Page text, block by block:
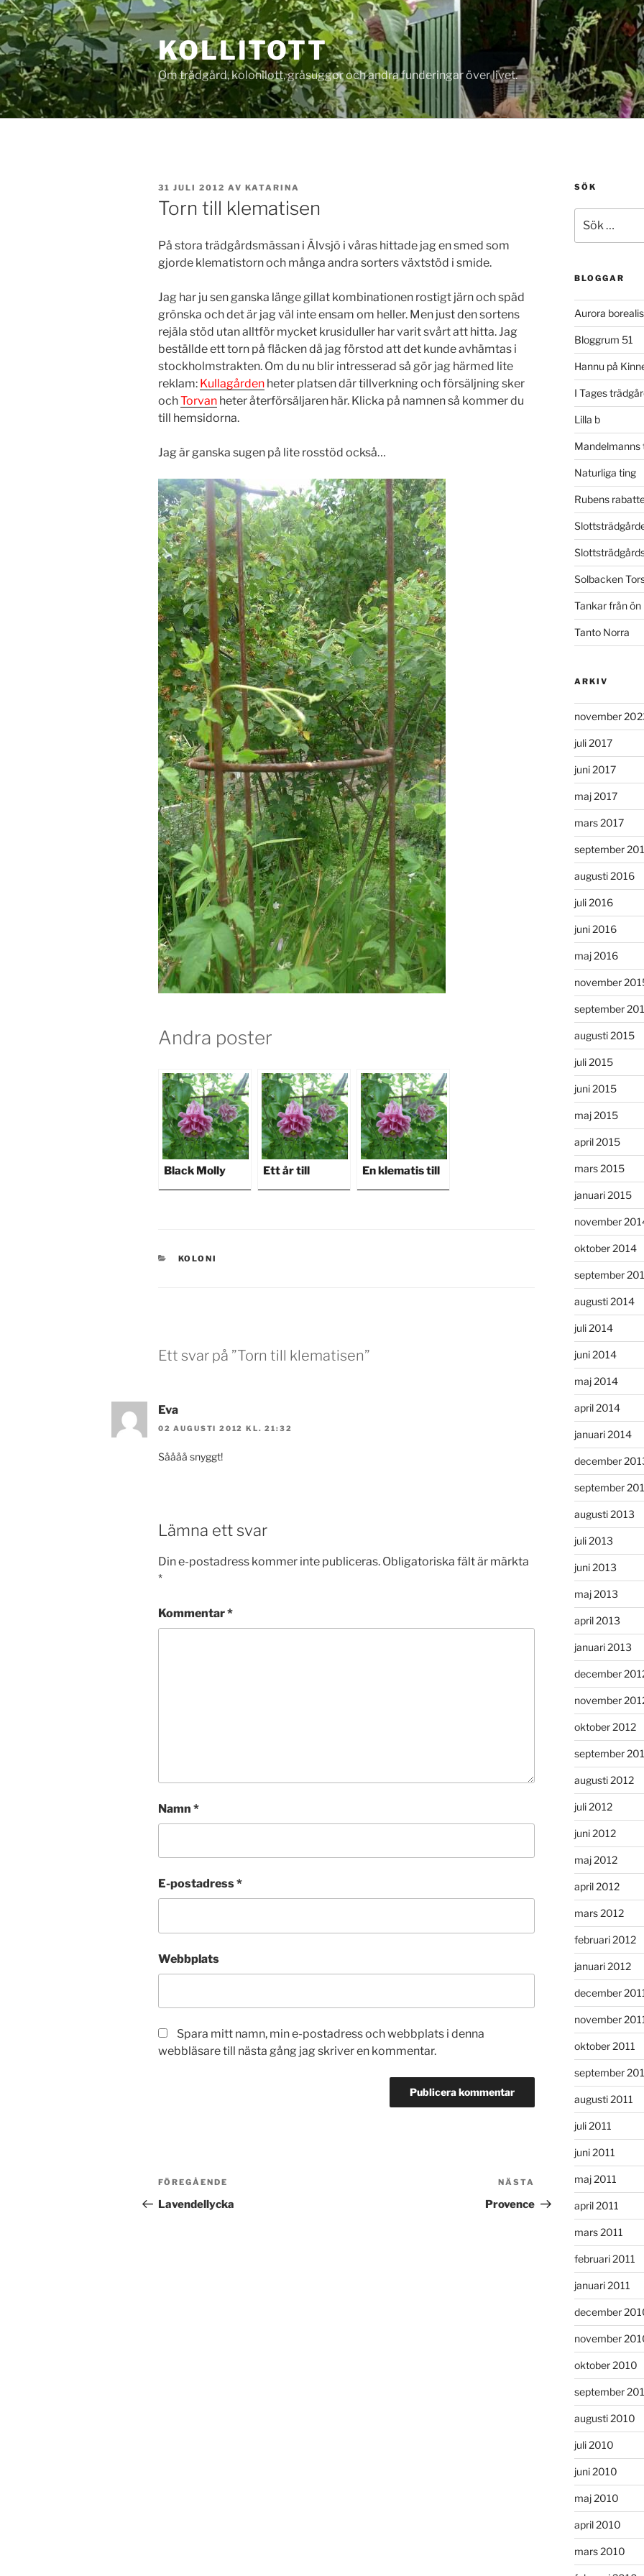
Hoppa
till
innehåll
KOLLITOTT
Om trädgård, kolonilott, gråsuggor och andra funderingar över livet.
PUBLICERAT
31 JULI 2012 AV KATARINA
Torn till klematisen
På stora trädgårdsmässan i Älvsjö i våras hittade jag en smed som
gjorde klematistorn och många andra sorters växtstöd i smide.
Jag har ju sen ganska länge gillat kombinationen rostigt järn och späd
grönska och det är jag väl inte ensam om heller. Men just den sortens
rejäla stöd utan alltför mycket krusiduller har varit svårt att hitta. Jag
beställde ett torn på fläcken då jag förstod att det kunde avhämtas i
stockholmstrakten. Om du nu blir intresserad så gör jag härmed lite
reklam: Kullagården heter platsen där tillverkning och försäljning sker
ochTorvan heter återförsäljaren här. Klicka på namnen så kommer du
till hemsidorna.
Jag är ganska sugen på lite rosstöd också…
Andra poster
Black Molly Ett år till En klematis till
KATEGORIER
KOLONI
Ett svar på ”Torn till klematisen”
Eva
02 AUGUSTI 2012 KL. 21:32
Såååå snyggt!
Lämna ett svar
Din e-postadress kommer inte publiceras. Obligatoriska fält är märkta
*
Kommentar*
Namn *
E-postadress*
Webbplats
Spara mitt namn, min e-postadress och webbplats i denna
webbläsare till nästa gång jag skriver en kommentar.
Inläggsnavigering
Föregående
inlägg
FÖREGÅENDE
Lavendellycka
inlägg
NÄSTA
Provence
SÖK
efter:
BLOGGAR
Aurora borealis
Bloggrum 51
Hannu på
I Tages
Lilla b
Mandelmanns
Naturliga ting
Rubens
Solbacken
Tankar från ön
Tanto Norra
ARKIV
november
juli 2017
juni 2017
maj 2017
mars 2017
september
augusti 2016
juli 2016
juni 2016
maj 2016
november
september
augusti 2015
juli 2015
juni 2015
maj 2015
april 2015
mars 2015
januari 2015
november
oktober 2014
september
augusti 2014
juli 2014
juni 2014
maj 2014
april 2014
januari 2014
december
september
augusti 2013
juli 2013
juni 2013
maj 2013
april 2013
januari 2013
december
november
oktober 2012
september
augusti 2012
juli 2012
juni 2012
maj 2012
april 2012
mars 2012
februari 2012
januari 2012
december
november
oktober 2011
september
augusti 2011
juli 2011
juni 2011
maj 2011
april 2011
mars 2011
februari 2011
januari 2011
december
november
oktober 2010
september
augusti 2010
juli 2010
juni 2010
maj 2010
april 2010
mars 2010